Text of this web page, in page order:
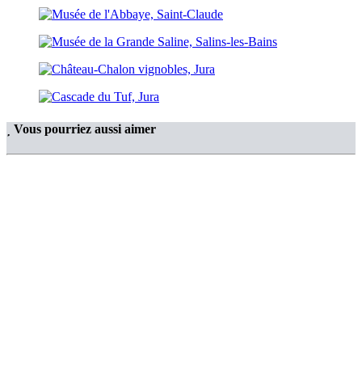
Vous pourriez aussi aimer